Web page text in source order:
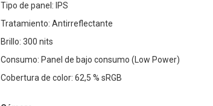
Tipo de panel: IPS
Tratamiento: Antirreflectante
Brillo: 300 nits
Consumo: Panel de bajo consumo (Low Power)
Cobertura de color: 62,5 % sRGB